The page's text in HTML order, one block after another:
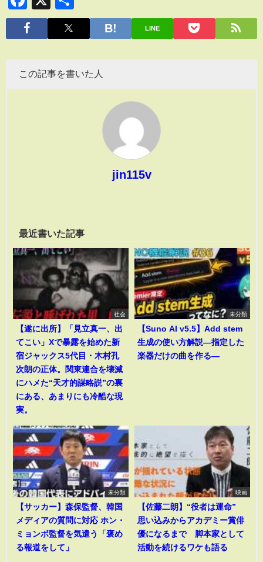
有
LINE
この記事を書いた人
jin115v
最近書いた記事
社会
【遂に出所】「見立真一、出
てこい」Xで暴露を始めた新
宿ジャックス5代目・木村孔
次朗の正体。関東連合を壊滅
にハメた“天才的謀略説”の裏
にある、あまりにも冷酷な現
実。
未分類
【Suno AI v5.5】Add stem
生成の使い方解説―指定した
楽器だけの曲を作る―
未分類
【サッカー】森保監督、韓国
メディアの質問に対応 ホン・
ミョンボ監督を気遣う「褒め
る報道をして」
映画
【佐藤二朗】“役者は運命”
思い込みからアカデミー賞俳
優になるまで 脚本家として
活動を続けるワケも語る